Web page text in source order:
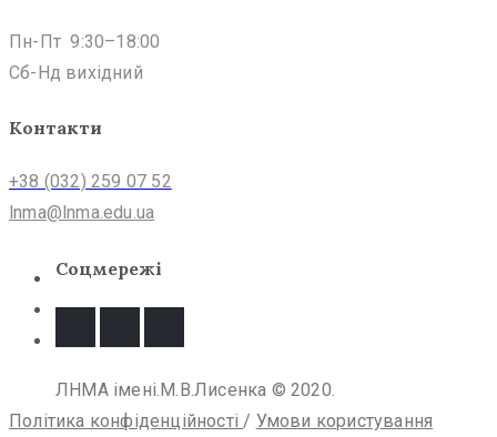
Пн-Пт 9:30–18:00
Сб-Нд вихідний
Контакти
+38 (032) 259 07 52
lnma@lnma.edu.ua
Соцмережі
ЛНМА імені.М.В.Лисенка © 2020.
Політика конфіденційності/ Умови користування